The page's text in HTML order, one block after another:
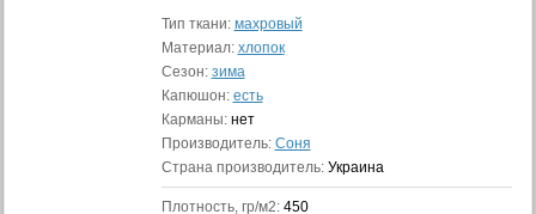
Тип ткани: махровый
Материал: хлопок
Сезон: зима
Капюшон: есть
Карманы: нет
Производитель: Соня
Страна производитель: Украина
Плотность, гр/м2: 450